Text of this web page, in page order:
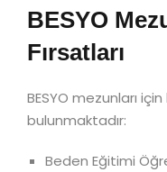
BESYO
Fırsatları
BESYO mezunları
bulunmaktadır:
Beden Eğitimi